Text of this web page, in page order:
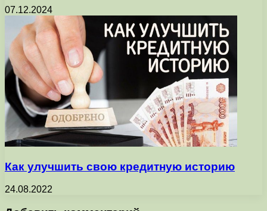
07.12.2024
Как улучшить свою кредитную историю
24.08.2022